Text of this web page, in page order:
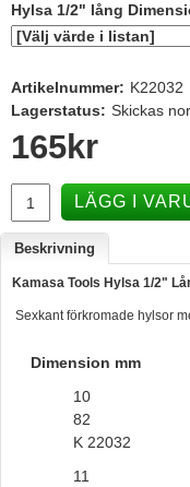
Mercury Servicedelar
Humminbird
B&G
Båttillbehör
Hummertina
Varta - Batterier
Victron - Batteriladdare
CTEK - Batteriladdare
Webasto - Dieselvärmare
Kamasa Tools - Verktyg
Hylsa 1/2" lång
Artikelnummer: K22032
Lagerstatus: Skickas
165kr
LÄGG I
Beskrivning
Kamasa Tools Hylsa 1/2"
Sexkant förkromade hylsor
Dimension mm
10
82
K 22032
11